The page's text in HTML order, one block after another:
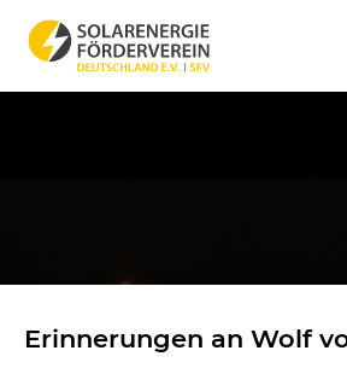
Erinnerungen an Wolf